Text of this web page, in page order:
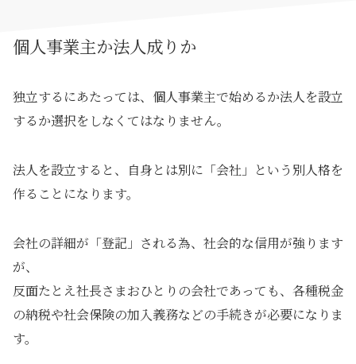
個人事業主か法人成りか
独立するにあたっては、個人事業主で始めるか法人を設立
するか選択をしなくてはなりません。
法人を設立すると、自身とは別に「会社」という別人格を
作ることになります。
会社の詳細が「登記」される為、社会的な信用が強ります
が、
反面たとえ社長さまおひとりの会社であっても、各種税金
の納税や社会保険の加入義務などの手続きが必要になりま
す。